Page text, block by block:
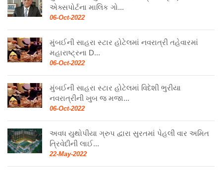
એક્સપોર્ટના માલિક ગો...
06-Oct-2022
મુંબઈની સાહરા સ્ટાર હોટેલમાં નવરાત્રી તહેવારમાં
મહારાષ્ટ્રના D...
06-Oct-2022
મુંબઈની સાહરા સ્ટાર હોટેલમાં વિદેશી ભુરીયા
નવરાત્રીની ખુબ જ મજા...
06-Oct-2022
અવધ યુથોપીયા ગ્રુપ દ્વારા સુરતમાં પેહલી વાર અમિત
ત્રિવેદીની લાઈ...
22-May-2022